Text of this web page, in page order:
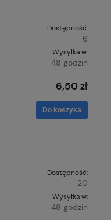
Dostępność:
6
Wysyłka w:
48 godzin
6,50 zł
Do koszyka
Dostępność:
20
Wysyłka w:
48 godzin